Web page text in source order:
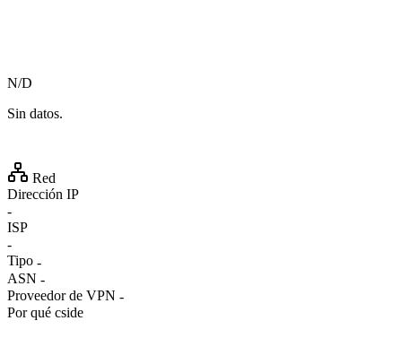
N/D
Sin datos.
Red
Dirección IP
-
ISP
-
Tipo -
ASN -
Proveedor de VPN -
Por qué cside